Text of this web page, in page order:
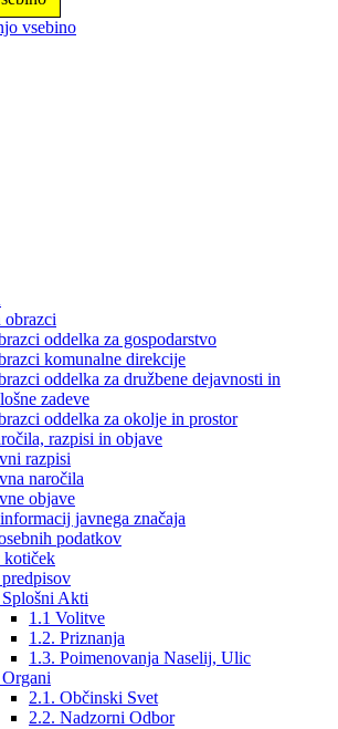
vsebino
oddelka za gospodarstvo
komunalne direkcije
oddelka za družbene dejavnosti in
zadeve
oddelka za okolje in prostor
razpisi in objave
razpisi
naročila
objave
javnega značaja
podatkov
kotiček
Splošni Akti
1.1 Volitve
1.2. Priznanja
1.3. Poimenovanja Naselij, Ulic
2.1. Občinski Svet
2.2. Nadzorni Odbor